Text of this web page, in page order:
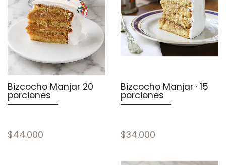
Bizcocho Manjar 20
porciones
$44.000
Bizcocho Manjar · 15
porciones
$34.000